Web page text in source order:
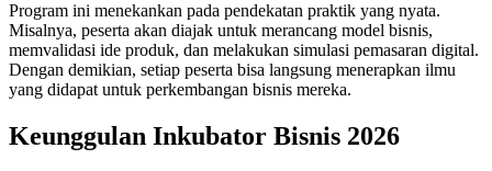
Program ini menekankan pada pendekatan praktik yang nyata.
Misalnya, peserta akan diajak untuk merancang model bisnis,
memvalidasi ide produk, dan melakukan simulasi pemasaran digital.
Dengan demikian, setiap peserta bisa langsung menerapkan ilmu
yang didapat untuk perkembangan bisnis mereka.
Keunggulan Inkubator Bisnis 2026